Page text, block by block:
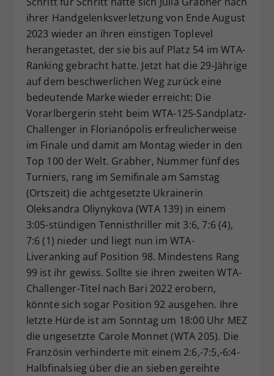
ihrer Handgelenksverletzung von Ende August
2023 wieder an ihren einstigen Toplevel
herangetastet, der sie bis auf Platz 54 im WTA-
Ranking gebracht hatte. Jetzt hat die 29-Jährige
auf dem beschwerlichen Weg zurück eine
bedeutende Marke wieder erreicht: Die
Vorarlbergerin steht beim WTA-125-Sandplatz-
Challenger in Florianópolis erfreulicherweise
im Finale und damit am Montag wieder in den
Top 100 der Welt. Grabher, Nummer fünf des
Turniers, rang im Semifinale am Samstag
(Ortszeit) die achtgesetzte Ukrainerin
Oleksandra Oliynykova (WTA 139) in einem
3:05-stündigen Tennisthriller mit 3:6, 7:6 (4),
7:6 (1) nieder und liegt nun im WTA-
Liveranking auf Position 98. Mindestens Rang
99 ist ihr gewiss. Sollte sie ihren zweiten WTA-
Challenger-Titel nach Bari 2022 erobern,
könnte sich sogar Position 92 ausgehen. Ihre
letzte Hürde ist am Sonntag um 18:00 Uhr MEZ
die ungesetzte Carole Monnet (WTA 205). Die
Französin verhinderte mit einem 2:6,-7:5,-6:4-
Halbfinalsieg über die an sieben gereihte
Zweck
Dieser Wert speichert Ihre Consent-
Einstellungen. Unter anderem eine
zufällig generierte ID, für die
historische Speicherung Ihrer
vorgenommen Einstellungen, falls der
Webseiten-Betreiber dies eingestellt
hat.